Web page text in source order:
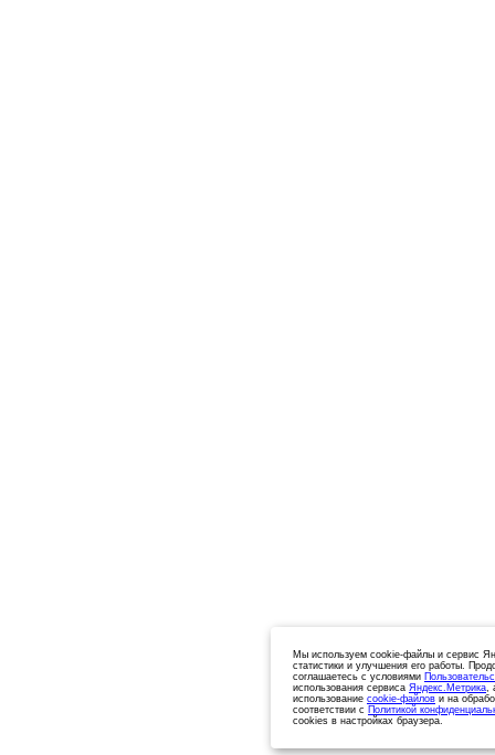
Мы используем cookie-файлы и сервис
статистики и улучшения его работы.
соглашаетесь с условиями
использования сервиса Яндекс.Метрика,
использование cookie-файлов и на
соответствии с Политикой
cookies в настройках браузера.